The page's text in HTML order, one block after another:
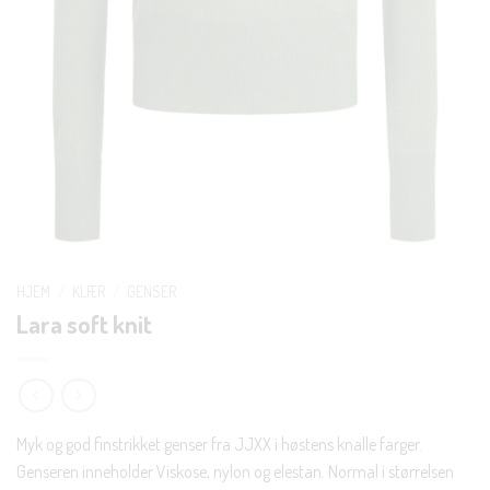
Lara soft knit
Myk og god finstrikket genser fra JJXX i høstens knalle farger.
Genseren inneholder Viskose, nylon og elestan. Normal i størrelsen